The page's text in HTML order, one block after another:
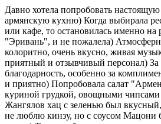
Давно хотела попробовать настоящую
армянскую кухню) Когда выбирала
или кафе, то остановилась именно на
"Эривань", и не пожалела)
колоритно, очень вкусно, живая
приятный и отзывчивый персонал) За
благодарность, особенно за
и приятно) Попробовала салат
куриной грудкой, овощными
Жангялов хац с зеленью был
не люблю кинзу, но с соусом Мацони